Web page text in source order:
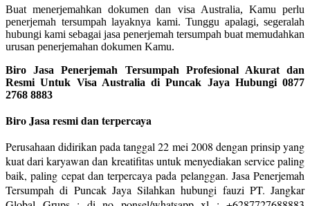
Buat menerjemahkan dokumen dan visa Australia, Kamu perlu
penerjemah tersumpah layaknya kami. Tunggu apalagi, segeralah
hubungi kami sebagai jasa penerjemah tersumpah buat memudahkan
urusan penerjemahan dokumen Kamu.
Biro Jasa Penerjemah Tersumpah Profesional Akurat dan
Resmi Untuk Visa Australia di Puncak Jaya Hubungi 0877
2768 8883
Biro Jasa resmi dan terpercaya
Perusahaan didirikan pada tanggal 22 mei 2008 dengan prinsip yang
kuat dari karyawan dan kreatifitas untuk menyediakan service paling
baik, paling cepat dan terpercaya pada pelanggan. Jasa Penerjemah
Tersumpah di Puncak Jaya Silahkan hubungi fauzi PT. Jangkar